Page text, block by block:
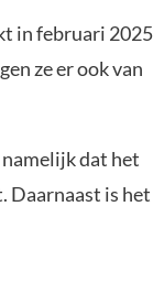
in februari 2025
ze er ook van
dat het
Daarnaast is het